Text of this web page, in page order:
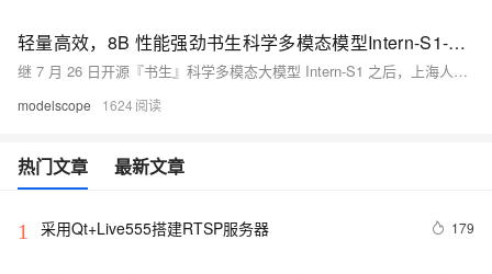
轻量高效，8B 性能强劲书生科学多模态模型Intern-S1-mini开源
继 7 月 26 日开源『书生』科学多模态大模型 Intern-S1 之后，上海人工智能实验室（上海AI实验室）在8月23日推出了轻量化版本 Intern-S1-mini。
modelscope 1624
热门文章 最新文章
1 采用Qt+Live555搭建RTSP服务器 179